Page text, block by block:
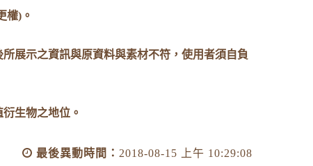
權)。
展示之資訊與原資料與素材不符，使用者須自負
生物之地位。
最後異動時間： 2018-08-15 上午 10:29:08